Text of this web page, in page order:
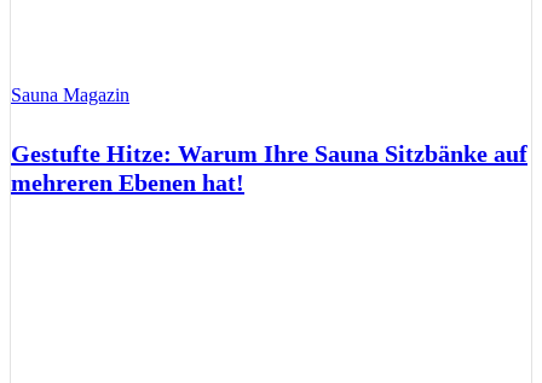
Sauna Magazin
Gestufte Hitze: Warum Ihre Sauna Sitzbänke auf
mehreren Ebenen hat!